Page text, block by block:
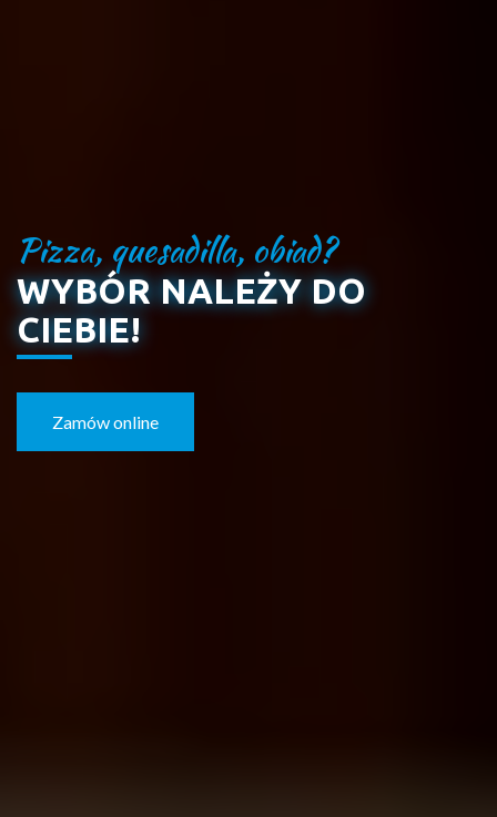
Pizza, quesadilla, obiad?
WYBÓR NALEŻY DO
CIEBIE!
Zamów online